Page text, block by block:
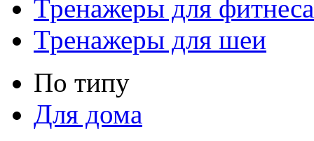
Тренажеры для фитнеса
Тренажеры для шеи
По типу
Для дома